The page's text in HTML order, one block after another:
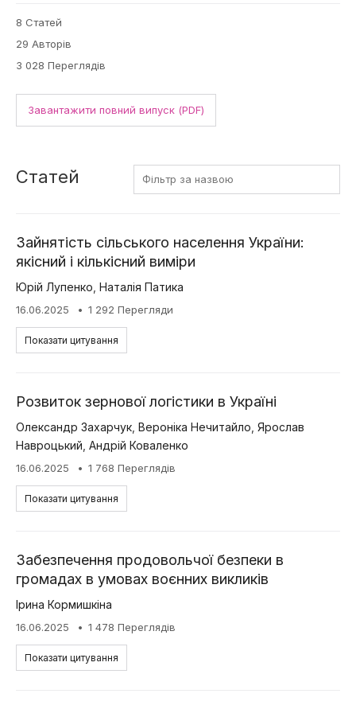
8 Статей
29 Авторів
3 028 Переглядів
Завантажити повний випуск (PDF)
Статей
Зайнятість сільського населення України:
якісний і кількісний виміри
Юрій Лупенко Наталія Патика
16.06.2025 1 292 Перегляди
Показати цитування
Розвиток зернової логістики в Україні
Олександр Захарчук Вероніка Нечитайло Ярослав
Навроцький Андрій Коваленко
16.06.2025 1 768 Переглядів
Показати цитування
Забезпечення продовольчої безпеки в
громадах в умовах воєнних викликів
Ірина Кормишкіна
16.06.2025 1 478 Переглядів
Показати цитування